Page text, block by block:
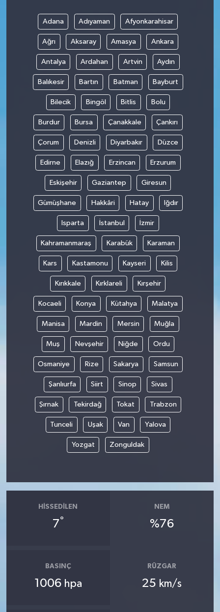
Adana Adıyaman Afyonkarahisar
Ağrı Aksaray Amasya Ankara
Antalya Ardahan Artvin Aydın
Balıkesir Bartın Batman Bayburt
Bilecik Bingöl Bitlis Bolu
Burdur Bursa Çanakkale Çankırı
Çorum Denizli Diyarbakır Düzce
Edirne Elazığ Erzincan Erzurum
Eskişehir Gaziantep Giresun
Gümüşhane Hakkâri Hatay Iğdır
Isparta İstanbul İzmir
Kahramanmaraş Karabük Karaman
Kars Kastamonu Kayseri Kilis
Kırıkkale Kırklareli Kırşehir
Kocaeli Konya Kütahya Malatya
Manisa Mardin Mersin Muğla
Muş Nevşehir Niğde Ordu
Osmaniye Rize Sakarya Samsun
Şanlıurfa Siirt Sinop Sivas
Şırnak Tekirdağ Tokat Trabzon
Tunceli Uşak Van Yalova
Yozgat Zonguldak
HISSEDILEN
7°
NEM
%76
BASINÇ
1006 hpa
RÜZGAR
25 km/s